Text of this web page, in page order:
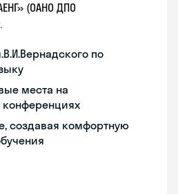
(ОАНО ДПО
по
места на
создавая комфортную